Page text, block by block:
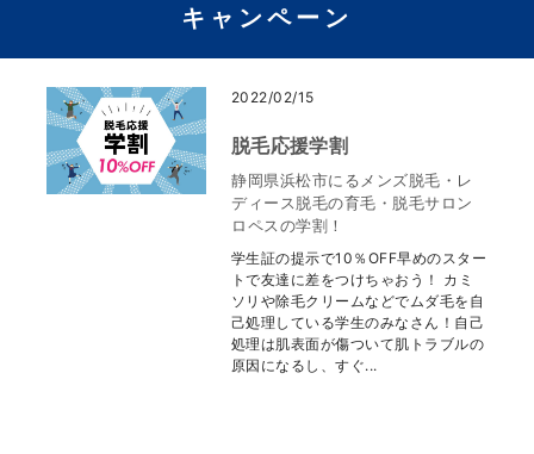
キャンペーン
2022/02/15
脱毛応援学割
静岡県浜松市にるメンズ脱毛・レ
ディース脱毛の育毛・脱毛サロン
ロペスの学割！
学生証の提示で10％OFF早めのスター
トで友達に差をつけちゃおう！ カミ
ソリや除毛クリームなどでムダ毛を自
己処理している学生のみなさん！自己
処理は肌表面が傷ついて肌トラブルの
原因になるし、すぐ...